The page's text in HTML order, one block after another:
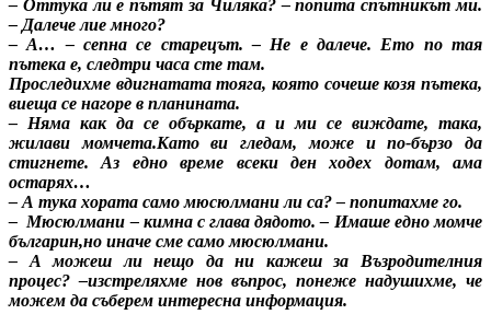
– Оттука ли е пътят за Чиляка? – попита спътникът ми.
– Далече лие много?
– А… – сепна се старецът. – Не е далече. Ето по тая
пътека е, следтри часа сте там.
Проследихме вдигнатата тояга, която сочеше козя пътека,
виеща се нагоре в планината.
– Няма как да се объркате, а и ми се виждате, така,
жилави момчета.Като ви гледам, може и по-бързо да
стигнете. Аз едно време всеки ден ходех дотам, ама
остарях…
– А тука хората само мюсюлмани ли са? – попитахме го.
– Мюсюлмани – кимна с глава дядото. – Имаше едно момче
българин,но иначе сме само мюсюлмани.
– А можеш ли нещо да ни кажеш за Възродителния
процес? –изстреляхме нов въпрос, понеже надушихме, че
можем да съберем интересна информация.